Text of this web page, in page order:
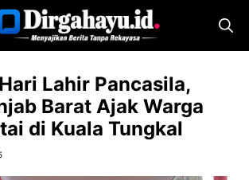
Lahir Pancasila,
Barat Ajak Warga
di Kuala Tungkal